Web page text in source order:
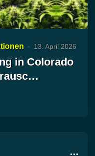
13. April 2026
in Colorado